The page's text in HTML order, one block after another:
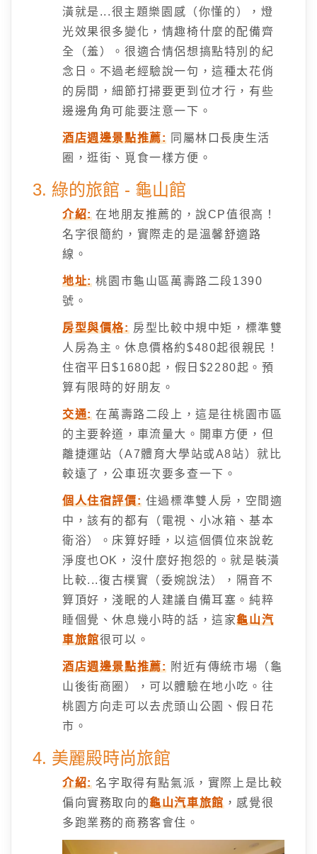
潢就是...很主題樂園感（你懂的），燈
光效果很多變化，情趣椅什麼的配備齊
全（羞）。很適合情侶想搞點特別的紀
念日。不過老經驗說一句，這種太花俏
的房間，細節打掃要更到位才行，有些
邊邊角角可能要注意一下。
酒店週邊景點推薦: 同屬林口長庚生活
圈，逛街、覓食一樣方便。
3. 綠的旅館 - 龜山館
介紹:在地朋友推薦的，說CP值很高！
名字很簡約，實際走的是溫馨舒適路
線。
地址:桃園市龜山區萬壽路二段1390
號。
房型與價格:房型比較中規中矩，標準雙
人房為主。休息價格約$480起很親民！
住宿平日$1680起，假日$2280起。預
算有限時的好朋友。
交通:在萬壽路二段上，這是往桃園市區
的主要幹道，車流量大。開車方便，但
離捷運站（A7體育大學站或A8站）就比
較遠了，公車班次要多查一下。
個人住宿評價: 住過標準雙人房，空間適
中，該有的都有（電視、小冰箱、基本
衛浴）。床算好睡，以這個價位來說乾
淨度也OK，沒什麼好抱怨的。就是裝潢
比較...復古樸實（委婉說法），隔音不
算頂好，淺眠的人建議自備耳塞。純粹
睡個覺、休息幾小時的話，這家龜山汽
車旅館很可以。
酒店週邊景點推薦: 附近有傳統市場（龜
山後街商圈），可以體驗在地小吃。往
桃園方向走可以去虎頭山公園、假日花
市。
4. 美麗殿時尚旅館
介紹:名字取得有點氣派，實際上是比較
偏向實務取向的龜山汽車旅館，感覺很
多跑業務的商務客會住。